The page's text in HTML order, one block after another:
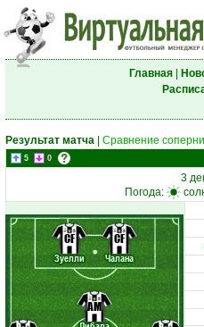
Главная|
Результат матча Сравнение
5 0
3
Погода:
Зуелли Чалана
AM
CF CF